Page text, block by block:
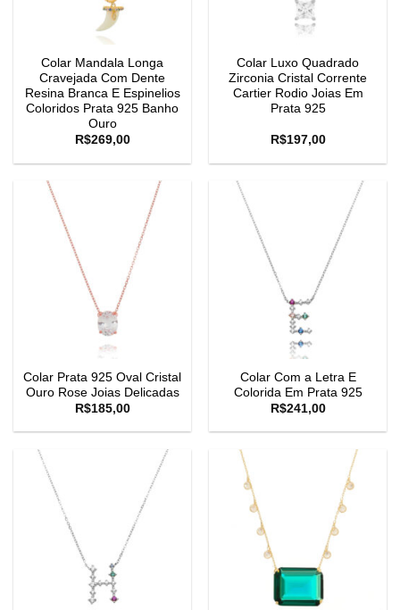
Colar Mandala Longa
Cravejada Com Dente
Resina Branca E Espinelios
Coloridos Prata 925 Banho
Ouro
R$269,00
Colar Luxo Quadrado
Zirconia Cristal Corrente
Cartier Rodio Joias Em
Prata 925
R$197,00
Colar Prata 925 Oval Cristal
Ouro Rose Joias Delicadas
R$185,00
Colar Com a Letra E
Colorida Em Prata 925
R$241,00